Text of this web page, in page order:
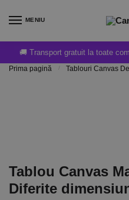
MENIU
🚚 Transport gratuit la toate
Prima pagină / Tablouri Canvas
Tablou Canvas
Diferite